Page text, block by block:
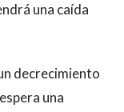
una caída
decrecimiento
una